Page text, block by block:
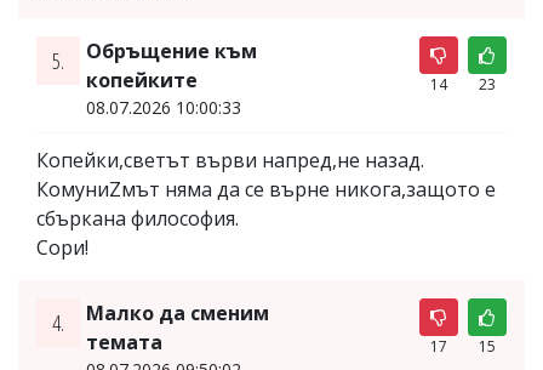
5.
Обръщение към
копейките
08.07.2026 10:00:33
14 23
Копейки,светът върви напред,не назад.
КомуниZмът няма да се върне никога,защото е
сбъркана философия.
Сори!
4.
Малко да сменим
темата
17 15